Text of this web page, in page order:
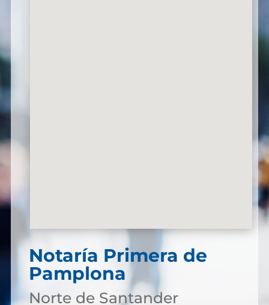
Notaría Primera de
Pamplona
Norte de Santander